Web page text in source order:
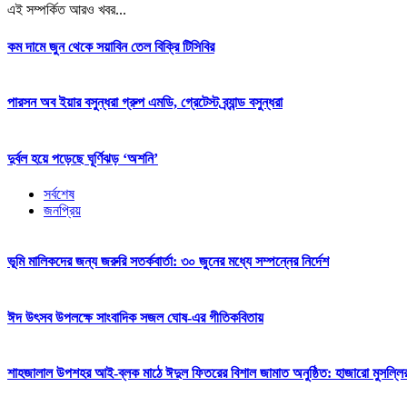
এই সম্পর্কিত আরও খবর...
কম দামে জুন থেকে সয়াবিন তেল বিক্রি টিসিবির
পারসন অব ইয়ার বসুন্ধরা গ্রুপ এম‌ডি, গ্রেটেস্ট ব্র্যান্ড বসুন্ধরা
দুর্বল হয়ে পড়েছে ঘূর্ণিঝড় ‘অশনি’
সর্বশেষ
জনপ্রিয়
ভূমি মালিকদের জন্য জরুরি সতর্কবার্তা: ৩০ জুনের মধ্যে সম্পন্নের নির্দেশ
ঈদ উৎসব উপলক্ষে সাংবাদিক সজল ঘোষ-এর গীতিকবিতায়
শাহজালাল উপশহর আই-ব্লক মাঠে ঈদুল ফিতরের বিশাল জামাত অনুষ্ঠিত: হাজারো